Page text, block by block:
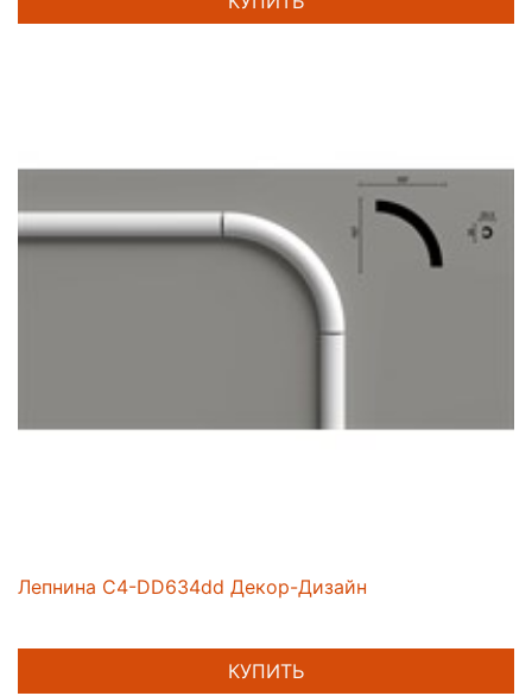
Лепнина C4-DD634dd Декор-Дизайн
КУПИТЬ